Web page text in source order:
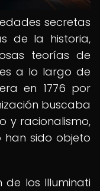
secretas
de la historia,
teorías de
a lo largo de
en 1776 por
buscaba
y racionalismo,
han sido objeto
de los Illuminati